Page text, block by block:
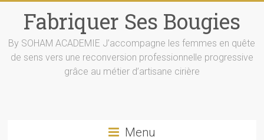
contentFabriquer Ses Bougies
By SOHAM ACADEMIE J’accompagne les femmes en quête
de sens vers une reconversion professionnelle progressive
grâce au métier d’artisane cirière
Menu